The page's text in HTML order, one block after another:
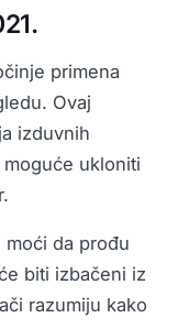
primena
Ovaj
izduvnih
ukloniti
moći da prođu
biti izbačeni iz
razumiju kako